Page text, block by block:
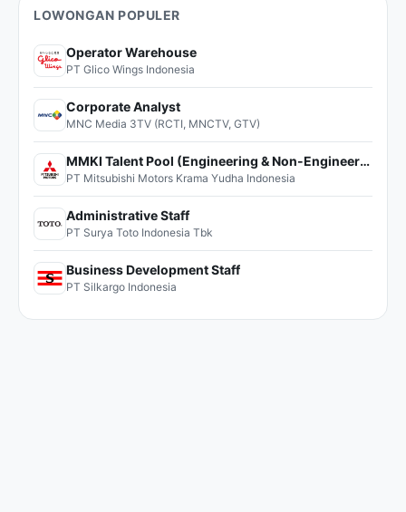
LOWONGAN POPULER
Operator Warehouse
PT Glico Wings Indonesia
Corporate Analyst
MNC Media 3TV (RCTI, MNCTV, GTV)
MMKI Talent Pool (Engineering & Non-Engineering)
PT Mitsubishi Motors Krama Yudha Indonesia
Administrative Staff
PT Surya Toto Indonesia Tbk
Business Development Staff
PT Silkargo Indonesia